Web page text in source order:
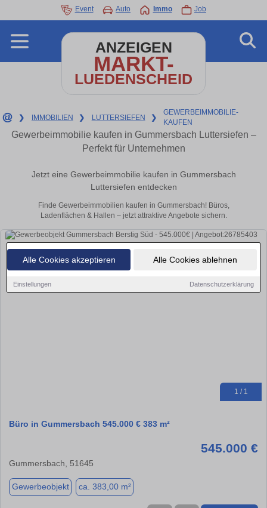
Alle Cookies akzeptieren Alle Cookies ablehnen
Einstellungen Datenschutzerklärung
Event Auto Immo Job
ANZEIGEN
MARKT-
LUEDENSCHEID
❯ IMMOBILIEN ❯ LUTTERSIEFEN ❯
GEWERBEIMMOBILIE-
KAUFEN
Gewerbeimmobilie kaufen in Gummersbach Luttersiefen –
Perfekt für Unternehmen
Jetzt eine Gewerbeimmobilie kaufen in Gummersbach
Luttersiefen entdecken
Finde Gewerbeimmobilien kaufen in Gummersbach! Büros,
Ladenflächen & Hallen – jetzt attraktive Angebote sichern.
1 / 1
Büro in Gummersbach 545.000 € 383 m²
545.000 €
Gummersbach, 51645
Gewerbeobjekt ca. 383,00 m²